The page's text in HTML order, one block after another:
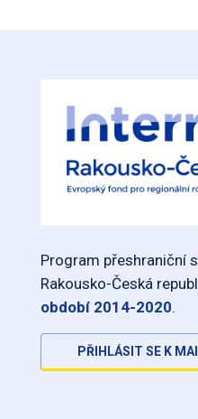
Program přeshraniční
Rakousko-Česká
období 2014-2020.
PŘIHLÁSIT SE K